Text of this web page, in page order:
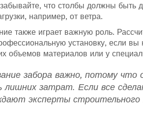
что столбы должны быть
например, от ветра.
также играет важную роль.
установку, если вы
объемов материалов или у
забора важно, потому
лишних затрат. Если все
эксперты строительного